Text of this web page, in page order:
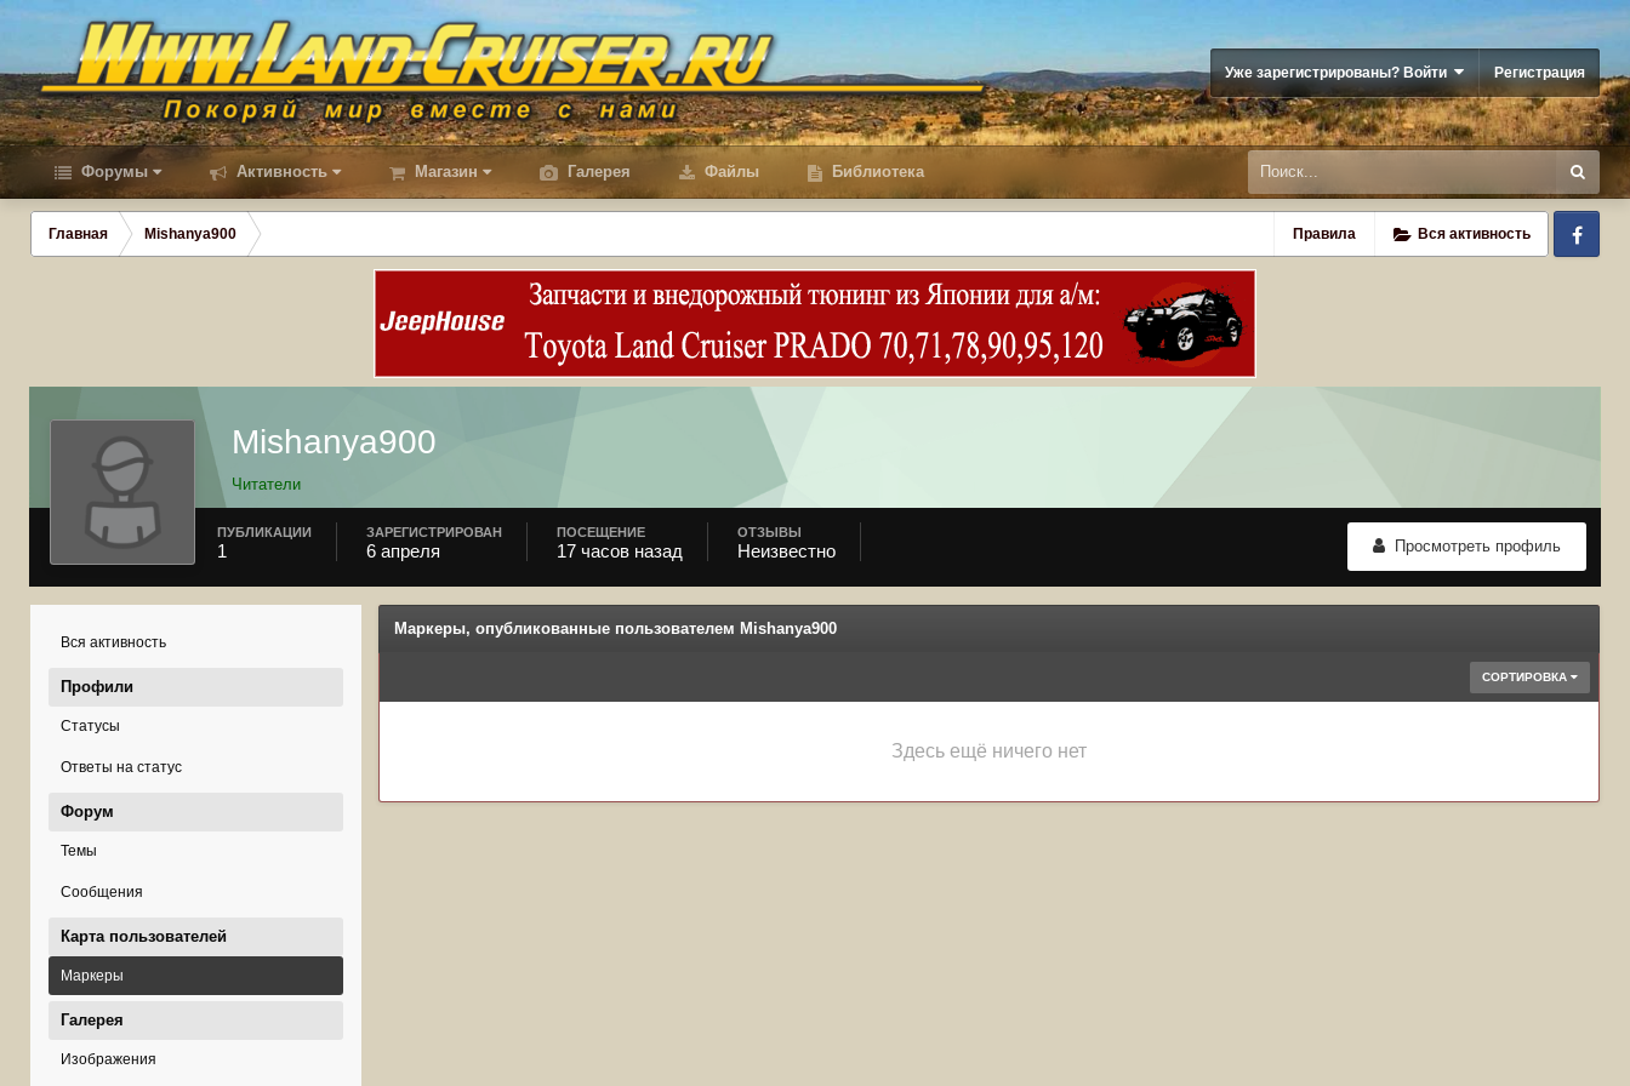
Уже зарегистрированы? Войти Регистрация
Форумы Активность Магазин Галерея Файлы Библиотека
Правила Вся активность
Главная Mishanya900
Mishanya900
Читатели
Просмотреть профиль
ПУБЛИКАЦИИ
1
ЗАРЕГИСТРИРОВАН
6 апреля
ПОСЕЩЕНИЕ
17 часов назад
ОТЗЫВЫ
Неизвестно
Вся активность
Профили
Статусы
Ответы на статус
Форум
Темы
Сообщения
Карта пользователей
Маркеры
Галерея
Изображения
Маркеры, опубликованные пользователем Mishanya900
СОРТИРОВКА
Здесь ещё ничего нет